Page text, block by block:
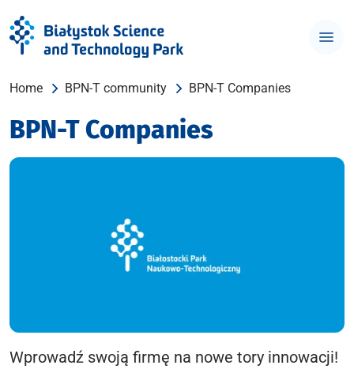
Home BPN-T community BPN-T Companies
BPN-T Companies
Wprowadź swoją firmę na nowe tory innowacji!